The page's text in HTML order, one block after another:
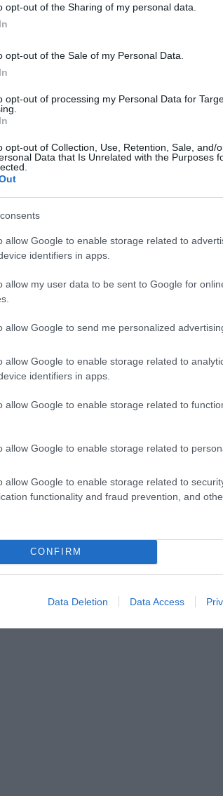
opt-out of the Sharing of my personal data.
opt-out of the Sale of my Personal Data.
opt-out of processing my Personal Data for
opt-out of Collection, Use, Retention, Sale, and/
Data that Is Unrelated with the Purposes
allow Google to enable storage related to
identifiers in apps.
allow my user data to be sent to Google for
allow Google to send me personalized
allow Google to enable storage related to
identifiers in apps.
allow Google to enable storage related to
allow Google to enable storage related to
allow Google to enable storage related to
functionality and fraud prevention, and
CONFIRM
Data Deletion Data Access
βοριάδες και σταδιακή άνοδο της
θερμοκρασίας
ΤΕΜΠΗ - ΤΡΕΝΟ